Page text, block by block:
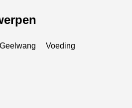
Geelwang Voeding